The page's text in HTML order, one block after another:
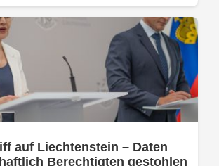
auf Liechtenstein – Daten
Berechtigten gestohlen